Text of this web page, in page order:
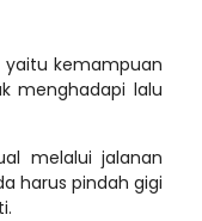
yaitu kemampuan
menghadapi lalu
melalui jalanan
harus pindah gigi